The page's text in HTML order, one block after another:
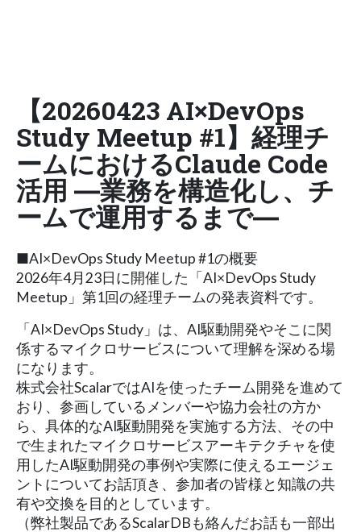
【20260423 AI×DevOps
Study Meetup #1】経理チ
ームにおけるClaude Code
活用 ―業務を構造化し、チ
ームで運用するまで―
■AI×DevOps Study Meetup #1の概要
2026年4月23日に開催した「AI×DevOps Study
Meetup」第1回の経理チームの発表資料です。
「AI×DevOps Study」は、AI駆動開発やそこに関
係するマイクロサービスについて理解を深める場
になります。
株式会社ScalarではAIを使ったチーム開発を進めて
おり、参画しているメンバーや協力会社の方か
ら、具体的なAI駆動開発を実施する方法、その中
で生まれたマイクロサービスアーキテクチャを使
用したAI駆動開発の事例や実際に使えるエージェ
ントについてお話頂き、参加者の皆様と知識の共
有や交換を目的としています。
（弊社製品であるScalarDBも絡んだお話も一部出